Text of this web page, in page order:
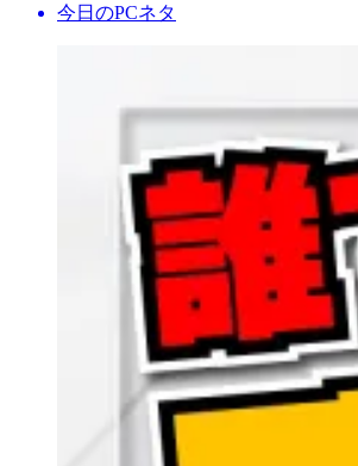
今日のPCネタ